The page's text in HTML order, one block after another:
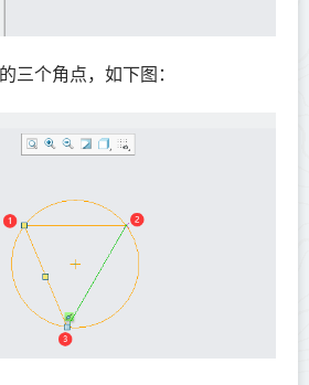
三个角点，如下图：